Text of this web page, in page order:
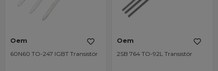
Oem
60N60 TO-247 IGBT Transistör
Oem
2SB 764 TO-92L Transistör